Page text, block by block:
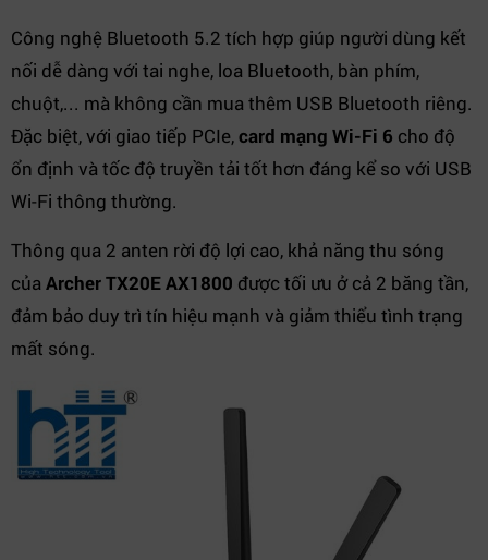
Công nghệ Bluetooth 5.2 tích hợp giúp người dùng kết
nối dễ dàng với tai nghe, loa Bluetooth, bàn phím,
chuột,... mà không cần mua thêm USB Bluetooth riêng.
Đặc biệt, với giao tiếp PCIe,card mạng Wi-Fi 6 cho độ
ổn định và tốc độ truyền tải tốt hơn đáng kể so với USB
Wi-Fi thông thường.
Thông qua 2 anten rời độ lợi cao, khả năng thu sóng
của Archer TX20E AX1800 được tối ưu ở cả 2 băng tần,
đảm bảo duy trì tín hiệu mạnh và giảm thiểu tình trạng
mất sóng.